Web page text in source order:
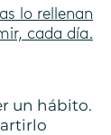
lo rellenan
cada día.
un hábito.